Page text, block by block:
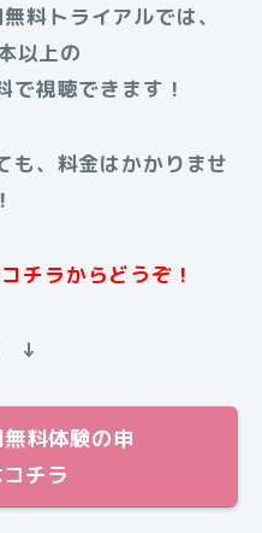
料トライアルでは、
以上の
で視聴できます！
も、料金はかかりませ
チラからどうぞ！
↓
料体験の申
チラ